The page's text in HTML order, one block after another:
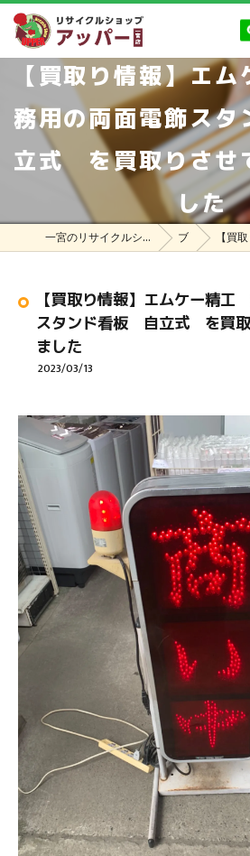
【買取り情報】エ
務用の両面電飾ス
立式 を買取りさせ
した
一宮のリサイクルショップはリサイクルショップ アッパー一宮店 ブログ 【買取り情報】
【買取り情報】エムケー精
スタンド看板 自立式 を買取
ました
2023/03/13